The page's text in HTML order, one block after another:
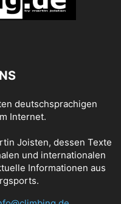
deutschsprachigen
Internet.
Joisten, dessen Texte
und internationalen
Informationen aus